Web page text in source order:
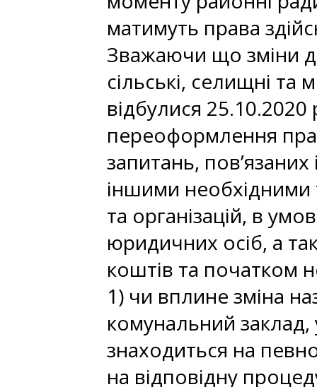
матимуть права
Зважаючи що зміни
сільські, селищні та
відбулися
переоформлення
запитань,
іншими необхідними
та організацій, в
юридичних осіб, а
коштів та початком
1) чи вплине зміна
комунальний
знаходиться на
на відповідну